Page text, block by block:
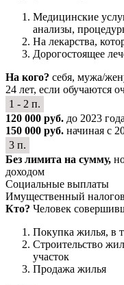
Медицинские
анализы,
На лекарства,
Дорогостоящее
На кого? себя, мужа/
24 лет, если обучаются
1 - 2 п.
120 000 руб. до 2023
150 000 руб. начиная с
3 п.
Без лимита на сумму,
доходом
Социальные выплаты
Имущественный
Кто? Человек
Покупка жилья, в
Строительство
участок
Продажа жилья